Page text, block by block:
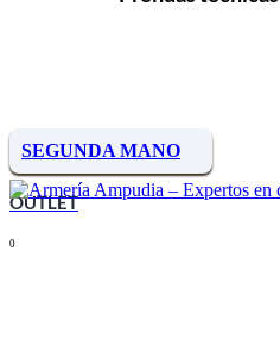
SEGUNDA MANO
OUTLET
0